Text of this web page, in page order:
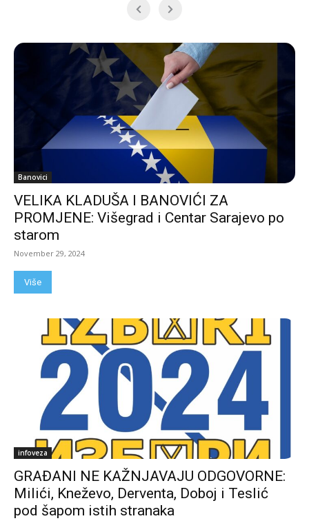
Banovici
VELIKA KLADUŠA I BANOVIĆI ZA
PROMJENE: Višegrad i Centar Sarajevo po
starom
November 29, 2024
Više
infoveza
GRAĐANI NE KAŽNJAVAJU ODGOVORNE:
Milići, Kneževo, Derventa, Doboj i Teslić
pod šapom istih stranaka